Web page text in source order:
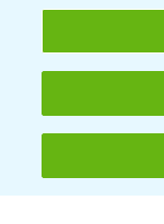
Allgemeine